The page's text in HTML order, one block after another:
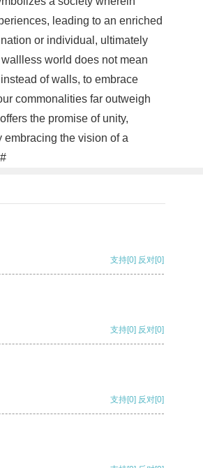
leading to an enriched
or individual, ultimately
world does not mean
of walls, to embrace
commonalities far outweigh
the promise of unity,
the vision of a
支持[0] 反对[0]
支持[0] 反对[0]
支持[0] 反对[0]